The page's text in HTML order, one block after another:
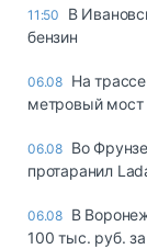
11:50
В
бензин
06.08 На
метровый мост
06.08 Во
протаранил
06.08 В
100 тыс. руб.